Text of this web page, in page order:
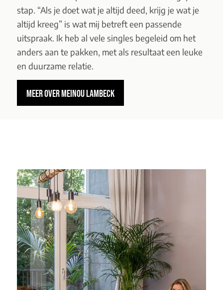
stap. “Als je doet wat je altijd deed, krijg je wat je
altijd kreeg” is wat mij betreft een passende
uitspraak. Ik heb al vele singles begeleid om het
anders aan te pakken, met als resultaat een leuke
en duurzame relatie.
MEER OVER MEINOU LAMBECK